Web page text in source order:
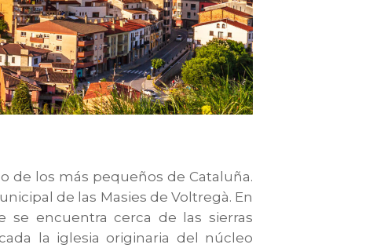
de los más pequeños de Cataluña.
de las Masies de Voltregà. En
se encuentra cerca de las sierras
la iglesia originaria del núcleo